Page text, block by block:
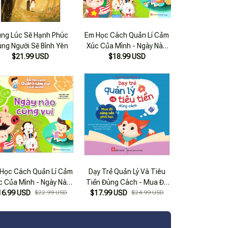
Lúc Sẽ Hạnh Phúc
Người Sẽ Bình Yên
$21.99 USD
Em Học Cách Quản Lí Cảm
Xúc Của Mình - Ngày Nào
Cũng Vui _Ml
$18.99 USD
Cách Quản Lí Cảm
Của Mình - Ngày Nào
Cũng Vui
USD $22.99 USD
Dạy Trẻ Quản Lý Và Tiêu
Tiền Đúng Cách - Mua Đồ
Cũng Cần Phải Học
$17.99 USD $24.99 USD